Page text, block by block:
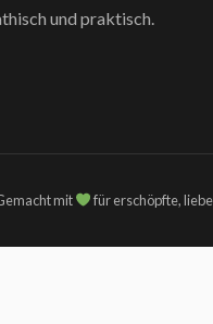
und praktisch.
mit für erschöpfte,